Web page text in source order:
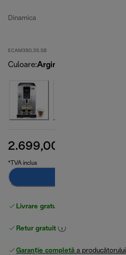
Dinamica
ECAM350.35.SB
Culoare:Argintiu
2.699,00 RON
*TVA inclus
Livrare gratuită standard
Retur gratuit
Garanție completă a producătorului